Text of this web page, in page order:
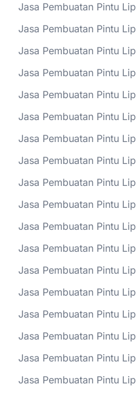
Jasa Pembuatan Pintu
Jasa Pembuatan Pintu
Jasa Pembuatan Pintu
Jasa Pembuatan Pintu
Jasa Pembuatan Pintu
Jasa Pembuatan Pintu
Jasa Pembuatan Pintu
Jasa Pembuatan Pintu
Jasa Pembuatan Pintu
Jasa Pembuatan Pintu
Jasa Pembuatan Pintu
Jasa Pembuatan Pintu
Jasa Pembuatan Pintu
Jasa Pembuatan Pintu
Jasa Pembuatan Pintu
Jasa Pembuatan Pintu
Jasa Pembuatan Pintu
Jasa Pembuatan Pintu